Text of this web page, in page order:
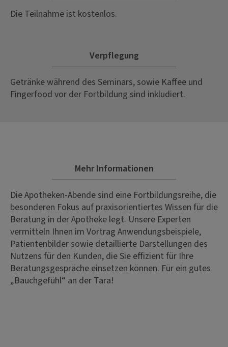
Die Teilnahme ist kostenlos.
Verpflegung
Getränke während des Seminars, sowie Kaffee und
Fingerfood vor der Fortbildung sind inkludiert.
Mehr Informationen
Die Apotheken-Abende sind eine Fortbildungsreihe, die
besonderen Fokus auf praxisorientiertes Wissen für die
Beratung in der Apotheke legt. Unsere Experten
vermitteln Ihnen im Vortrag Anwendungsbeispiele,
Patientenbilder sowie detaillierte Darstellungen des
Nutzens für den Kunden, die Sie effizient für Ihre
Beratungsgespräche einsetzen können. Für ein gutes
„Bauchgefühl“ an der Tara!